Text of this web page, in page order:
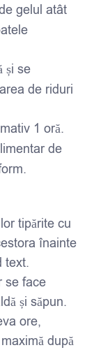
gelul atât
și se
de riduri
1 oră.
de
tipărite cu
înainte
text.
se face
și săpun.
ore,
după